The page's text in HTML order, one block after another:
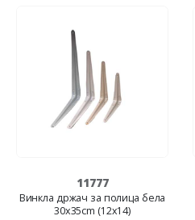
11777
Винкла држач за полица бела
30x35cm (12x14)